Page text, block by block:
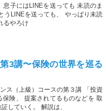
子にはLINEを送っても 未読のま
うLINEを送っても、 やっぱり未読
るやろけ
3講〜保険の世界を巡る
ス（上級）コースの第３講 「投資
険、 提案されてるものなどを 取
していく。 解説は、